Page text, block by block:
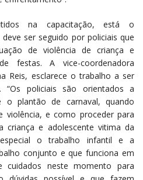
na capacitação, está o
ser seguido por policiais que
de violência de criança e
festas. A vice-coordenadora
Reis, esclarece o trabalho a ser
“Os policiais são orientados a
o plantão de carnaval, quando
violência, e como proceder para
criança e adolescente vitima da
o trabalho infantil e a
conjunto e que funciona em
neste momento para